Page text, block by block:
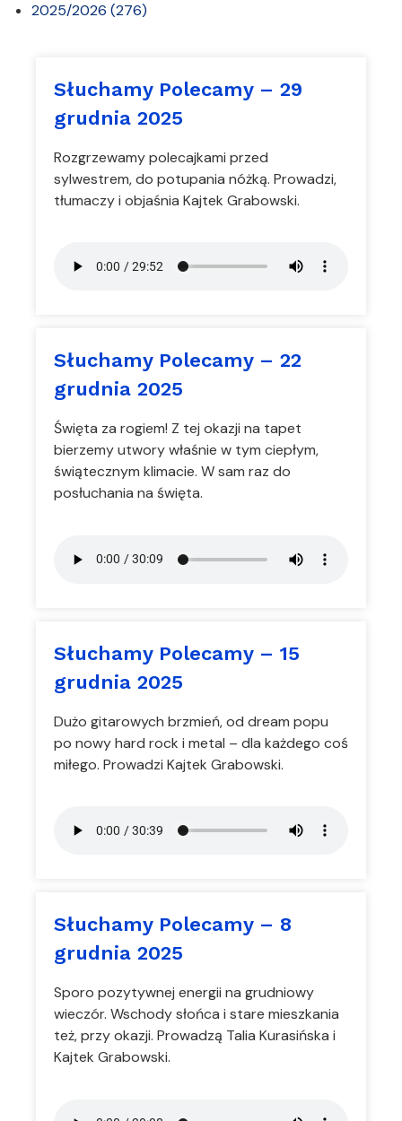
2025/2026 (276)
Słuchamy Polecamy – 29
grudnia 2025
Rozgrzewamy polecajkami przed
sylwestrem, do potupania nóżką. Prowadzi,
tłumaczy i objaśnia Kajtek Grabowski.
Słuchamy Polecamy – 22
grudnia 2025
Święta za rogiem! Z tej okazji na tapet
bierzemy utwory właśnie w tym ciepłym,
świątecznym klimacie. W sam raz do
posłuchania na święta.
Słuchamy Polecamy – 15
grudnia 2025
Dużo gitarowych brzmień, od dream popu
po nowy hard rock i metal – dla każdego coś
miłego. Prowadzi Kajtek Grabowski.
Słuchamy Polecamy – 8
grudnia 2025
Sporo pozytywnej energii na grudniowy
wieczór. Wschody słońca i stare mieszkania
też, przy okazji. Prowadzą Talia Kurasińska i
Kajtek Grabowski.